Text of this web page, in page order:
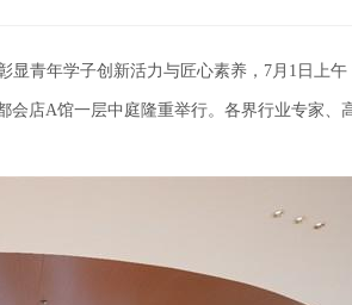
青年学子创新活力与匠心素养，7月1日上
会店A馆一层中庭隆重举行。各界行业专家、